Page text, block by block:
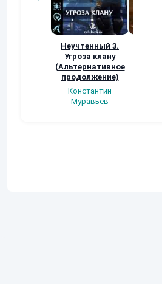
Неучтенный 3.
Угроза клану
(Альтернативное
продолжение)
Константин
Муравьев